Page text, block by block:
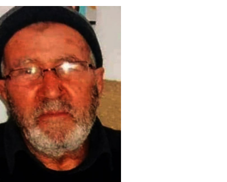
tedavisi gören 56 yaşındaki
Davut Yıldız tedavi
yaşamını yitirdi. Baba-